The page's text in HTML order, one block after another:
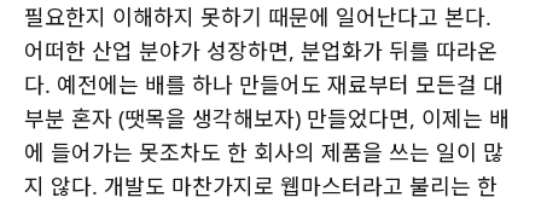
필요한지 이해하지 못하기 때문에 일어난다고 본다.
어떠한 산업 분야가 성장하면, 분업화가 뒤를 따라온
다. 예전에는 배를 하나 만들어도 재료부터 모든걸 대
부분 혼자 (땟목을 생각해보자) 만들었다면, 이제는 배
에 들어가는 못조차도 한 회사의 제품을 쓰는 일이 많
지 않다. 개발도 마찬가지로 웹마스터라고 불리는 한